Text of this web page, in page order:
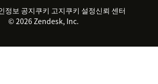
클라이언트 포털
Zendesk Foundation
법적 정보
제품 업데이트
웨어
헬프 데스크 통합 티켓 관리 소
정보 공지쿠키 고지쿠키 설정신뢰 센터
© 2026 Zendesk, Inc.